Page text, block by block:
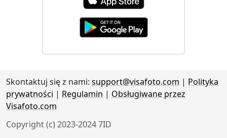
Skontaktuj się z nami: support@visafoto.com | Polityka
prywatności | Regulamin | Obsługiwane przez
Visafoto.com
Copyright (c) 2023-2024 7ID